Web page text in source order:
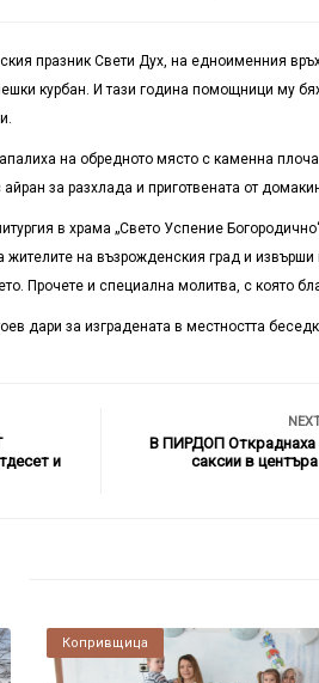
празник Свети Дух, на едноименния
курбан. И тази година помощници му
на обредното място с каменна
за разхлада и приготвената от
в храма „Свето Успение
на възрожденския град и
Прочете и специална молитва, с която
дари за изградената в местността
и
В ПИРДОП Откраднаха
саксии в
Копривщица